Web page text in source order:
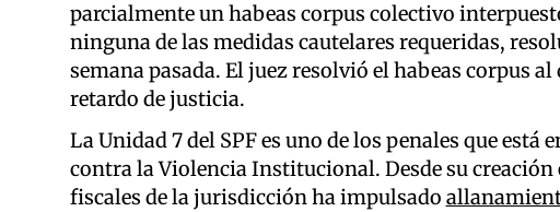
parcialmente un habeas corpus colectivo
ninguna de las medidas cautelares requeridas,
semana pasada. El juez resolvió el habeas corpus
retardo de justicia.
La Unidad 7 del SPF es uno de los penales que
contra la Violencia Institucional. Desde su creación
fiscales de la jurisdicción ha impulsado